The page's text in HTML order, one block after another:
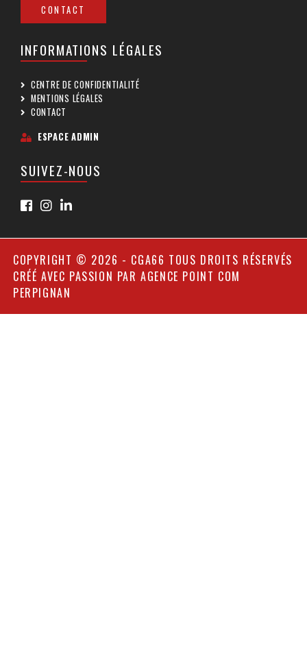
CONTACT
INFORMATIONS LÉGALES
CENTRE DE CONFIDENTIALITÉ
MENTIONS LÉGALES
CONTACT
ESPACE ADMIN
SUIVEZ-NOUS
COPYRIGHT © 2026 - CGA66 TOUS DROITS RÉSERVÉS
CRÉÉ AVEC PASSION PARAGENCE POINT COM
PERPIGNAN